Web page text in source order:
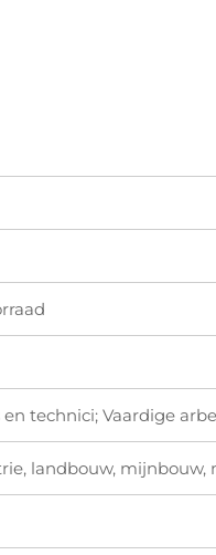
technici; Vaardige
landbouw, mijnbouw,